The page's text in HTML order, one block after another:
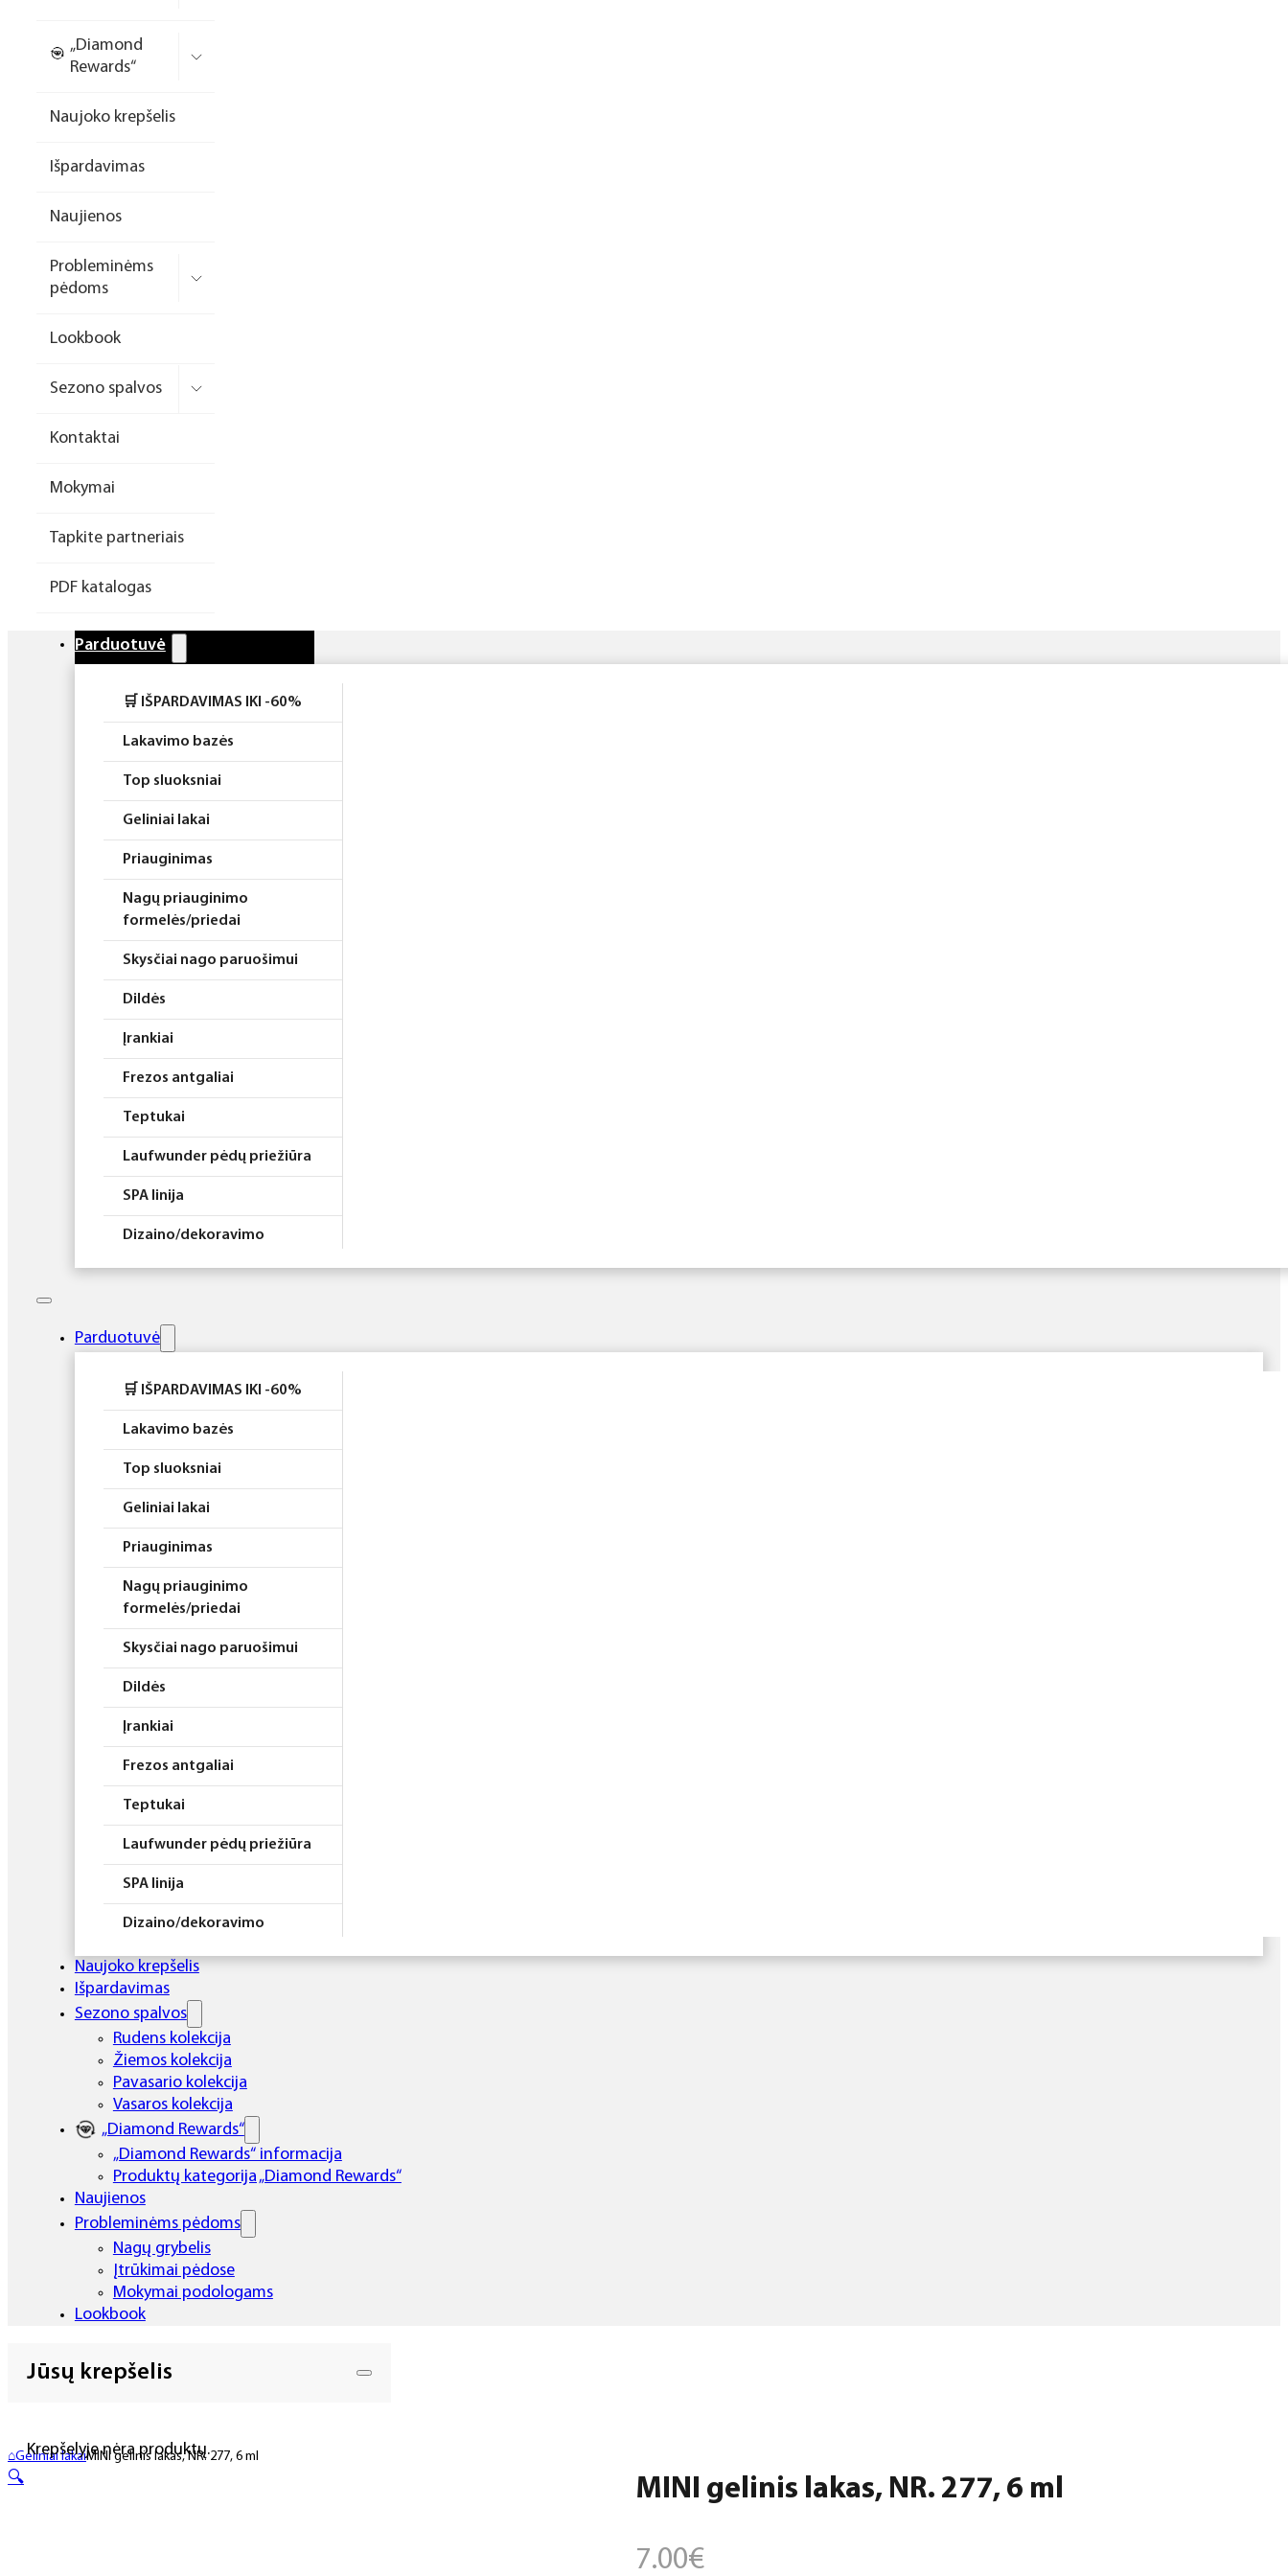
formelės/priedai
Dildės
Įrankiai
Laufwunder pėdų priežiūra
priemonės
Rinkiniai
„Diamond
Rewards“
Naujoko krepšelis
Išpardavimas
Naujienos
Probleminėms
pėdoms
Lookbook
Sezono spalvos
Kontaktai
Mokymai
Tapkite partneriais
PDF katalogas
Parduotuvė
🛒 IŠPARDAVIMAS IKI -60%
Lakavimo bazės
Top sluoksniai
Geliniai lakai
Priauginimas
Nagų priauginimo
formelės/priedai
Skysčiai nago paruošimui
Dildės
Įrankiai
Frezos antgaliai
Teptukai
Laufwunder pėdų priežiūra
SPA linija
Dizaino/dekoravimo
Higiena
Rinkiniai
Parduotuvė
🛒 IŠPARDAVIMAS IKI -60%
Lakavimo bazės
Top sluoksniai
Geliniai lakai
Priauginimas
Nagų priauginimo
formelės/priedai
Skysčiai nago paruošimui
Dildės
Įrankiai
Frezos antgaliai
Teptukai
Laufwunder pėdų priežiūra
SPA linija
Dizaino/dekoravimo
Elektros prietaisai
Higiena
Atributika
Rinkiniai
Naujoko krepšelis
Išpardavimas
Sezono spalvos
Rudens kolekcija
Žiemos kolekcija
Pavasario kolekcija
Vasaros kolekcija
„Diamond Rewards“
„Diamond Rewards“ informacija
Produktų kategorija „Diamond Rewards“
Naujienos
Probleminėms pėdoms
Nagų grybelis
Įtrūkimai pėdose
Mokymai podologams
Lookbook
Jūsų krepšelis
Krepšelyje nėra produktų.
⌂Geliniai lakaiMINI gelinis lakas, NR. 277, 6 ml
🔍 MINI gelinis lakas, NR. 277, 6 ml
7.00€